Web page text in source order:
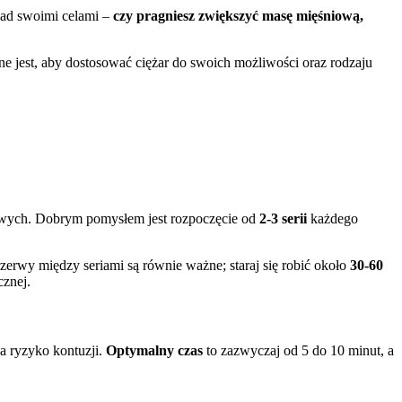
swoimi celami – czy pragniesz zwiększyć masę mięśniową,
jest, aby dostosować ciężar do swoich możliwości oraz rodzaju
Dobrym pomysłem jest rozpoczęcie od 2-3 serii każdego
między seriami są równie ważne; staraj się robić około 30-60
ryzyko kontuzji. Optymalny czas to zazwyczaj od 5 do 10 minut, a